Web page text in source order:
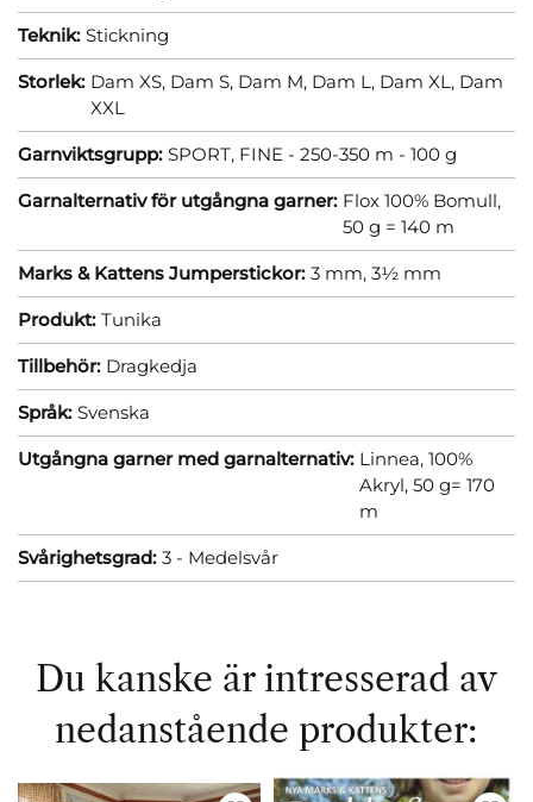
Teknik: Stickning
Storlek: Dam XS, Dam S, Dam M, Dam L, Dam XL, Dam
XXL
Garnviktsgrupp: SPORT, FINE - 250-350 m - 100 g
Garnalternativ för utgångna garner: Flox 100% Bomull,
50 g = 140 m
Marks & Kattens Jumperstickor: 3 mm, 3½ mm
Produkt: Tunika
Tillbehör: Dragkedja
Språk: Svenska
Utgångna garner med garnalternativ: Linnea, 100%
Akryl, 50 g= 170
m
Svårighetsgrad: 3 - Medelsvår
Du kanske är intresserad av
nedanstående produkter: